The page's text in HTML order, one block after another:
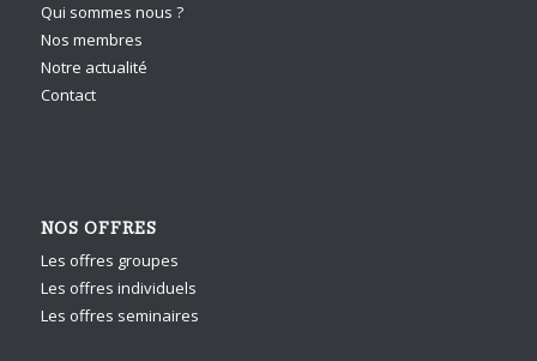
Qui sommes nous ?
Nos membres
Notre actualité
Contact
NOS OFFRES
Les offres groupes
Les offres individuels
Les offres seminaires